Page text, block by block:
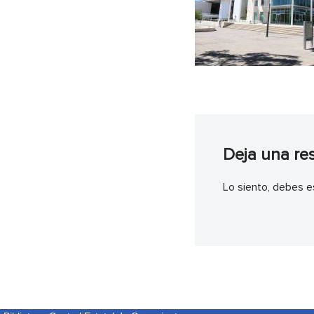
Deja una
Lo siento, debes